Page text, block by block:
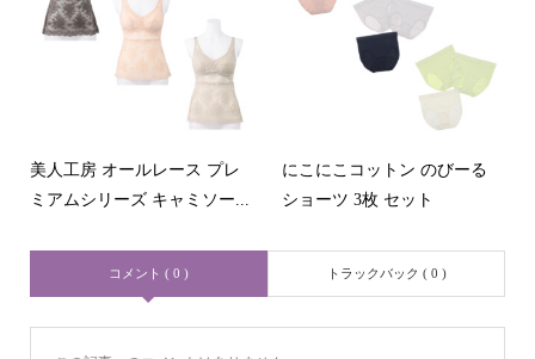
美人工房 オールレース プレ
ミアムシリーズ キャミソー...
にこにこコットン のびーる
ショーツ 3枚 セット
コメント ( 0 ) トラックバック ( 0 )